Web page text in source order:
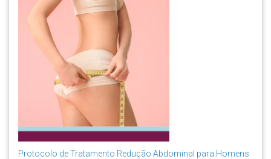
Protocolo de Tratamento Redução Abdominal para Homens